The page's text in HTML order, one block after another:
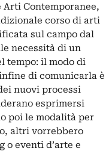
Arti Contemporanee,
corso di arti
sul campo dal
necessità di un
tempo: il modo di
di comunicarla è
nuovi processi
esprimersi
poi le modalità per
altri vorrebbero
eventi d’arte e